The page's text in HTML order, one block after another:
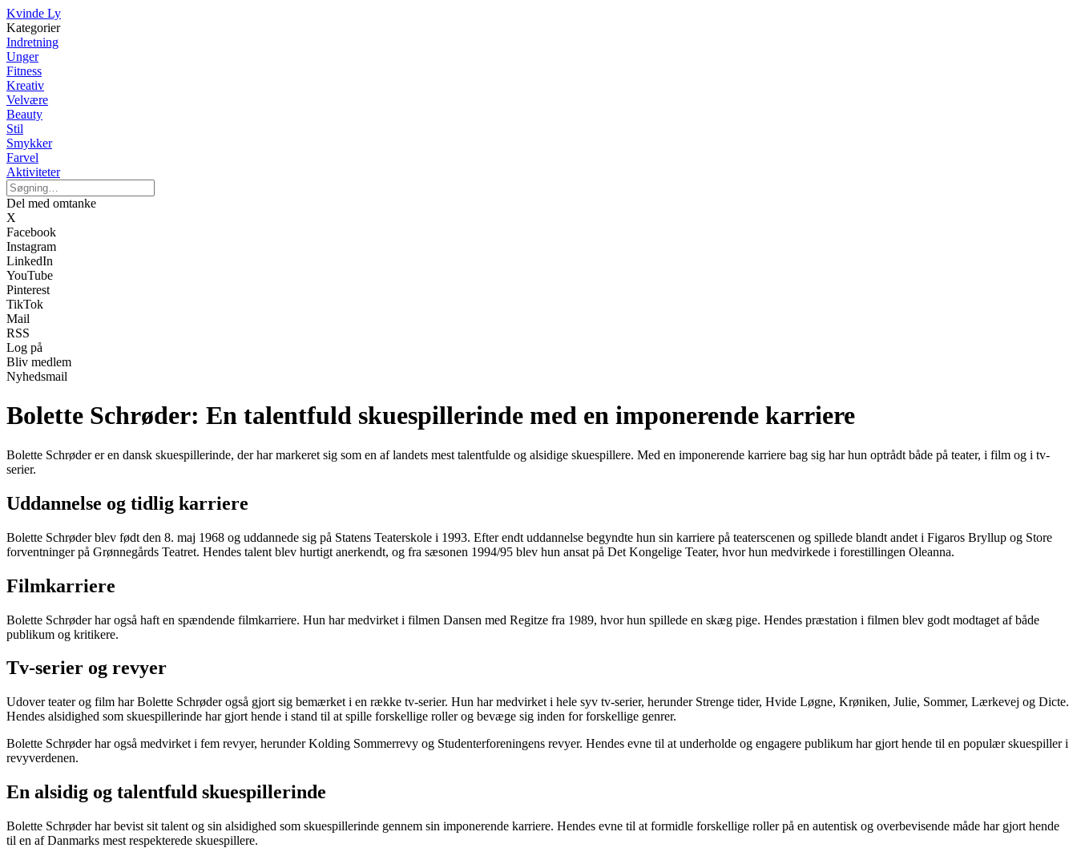
Kvinde Ly
Kategorier
Indretning
Unger
Fitness
Kreativ
Velvære
Beauty
Stil
Smykker
Farvel
Aktiviteter
Del med omtanke
X
Facebook
Instagram
LinkedIn
YouTube
Pinterest
TikTok
Mail
RSS
Log på
Bliv medlem
Nyhedsmail
Bolette Schrøder: En talentfuld skuespillerinde med en imponerende karriere
Bolette Schrøder er en dansk skuespillerinde, der har markeret sig som en af landets mest talentfulde og alsidige skuespillere. Med en imponerende karriere bag sig har hun optrådt både på teater, i film og i tv-
serier.
Uddannelse og tidlig karriere
Bolette Schrøder blev født den 8. maj 1968 og uddannede sig på Statens Teaterskole i 1993. Efter endt uddannelse begyndte hun sin karriere på teaterscenen og spillede blandt andet i Figaros Bryllup og Store
forventninger på Grønnegårds Teatret. Hendes talent blev hurtigt anerkendt, og fra sæsonen 1994/95 blev hun ansat på Det Kongelige Teater, hvor hun medvirkede i forestillingen Oleanna.
Filmkarriere
Bolette Schrøder har også haft en spændende filmkarriere. Hun har medvirket i filmen Dansen med Regitze fra 1989, hvor hun spillede en skæg pige. Hendes præstation i filmen blev godt modtaget af både
publikum og kritikere.
Tv-serier og revyer
Udover teater og film har Bolette Schrøder også gjort sig bemærket i en række tv-serier. Hun har medvirket i hele syv tv-serier, herunder Strenge tider, Hvide Løgne, Krøniken, Julie, Sommer, Lærkevej og Dicte.
Hendes alsidighed som skuespillerinde har gjort hende i stand til at spille forskellige roller og bevæge sig inden for forskellige genrer.
Bolette Schrøder har også medvirket i fem revyer, herunder Kolding Sommerrevy og Studenterforeningens revyer. Hendes evne til at underholde og engagere publikum har gjort hende til en populær skuespiller i
revyverdenen.
En alsidig og talentfuld skuespillerinde
Bolette Schrøder har bevist sit talent og sin alsidighed som skuespillerinde gennem sin imponerende karriere. Hendes evne til at formidle forskellige roller på en autentisk og overbevisende måde har gjort hende
til en af Danmarks mest respekterede skuespillere.